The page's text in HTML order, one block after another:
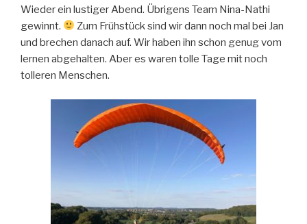
Wieder ein lustiger Abend. Übrigens Team Nina-Nathi
gewinnt.
Zum Frühstück sind wir dann noch mal bei Jan
und brechen danach auf. Wir haben ihn schon genug vom
lernen abgehalten. Aber es waren tolle Tage mit noch
tolleren Menschen.